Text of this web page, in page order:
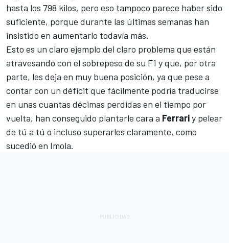
hasta los 798 kilos, pero eso tampoco parece haber sido
suficiente, porque durante las últimas semanas han
insistido en aumentarlo todavía más.
Esto es un claro ejemplo del claro problema que están
atravesando con el sobrepeso de su F1 y que, por otra
parte, les deja en muy buena posición, ya que pese a
contar con un déficit que fácilmente podría traducirse
en unas cuantas décimas perdidas en el tiempo por
vuelta, han conseguido plantarle cara a Ferrariy pelear
de tú a tú o incluso superarles claramente, como
sucedió en Imola.